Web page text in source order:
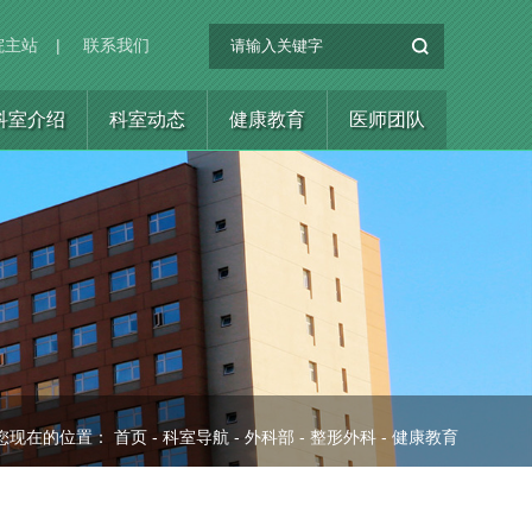
主站 | 联系我们
室介绍 科室动态 健康教育 医师团队
现在的位置： 首页 - 科室导航 - 外科部 - 整形外科 - 健康教育